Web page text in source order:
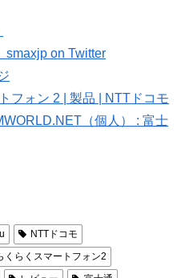
smaxjp on Twitter
フォン 2 | 製品 | NTTドコモ
（個人） : 富士
NTTドコモ
くらくスマートフォン2